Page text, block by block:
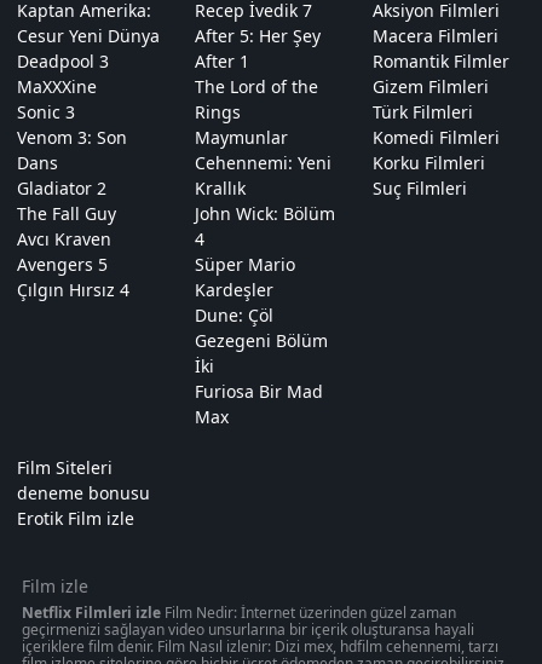
Kaptan Amerika:
Cesur Yeni Dünya
Deadpool 3
MaXXXine
Sonic 3
Venom 3: Son
Dans
Gladiator 2
The Fall Guy
Avcı Kraven
Avengers 5
Çılgın Hırsız 4
Recep İvedik 7
After 5: Her Şey
After 1
The Lord of the
Rings
Maymunlar
Cehennemi: Yeni
Krallık
John Wick: Bölüm
4
Süper Mario
Kardeşler
Dune: Çöl
Gezegeni Bölüm
İki
Furiosa Bir Mad
Max
Aksiyon Filmleri
Macera Filmleri
Romantik Filmler
Gizem Filmleri
Türk Filmleri
Komedi Filmleri
Korku Filmleri
Suç Filmleri
Film Siteleri
deneme bonusu
Erotik Film izle
Film izle
Netflix Filmleri izleFilm Nedir: İnternet üzerinden güzel zaman
geçirmenizi sağlayan video unsurlarına bir içerik oluşturansa hayali
içeriklere film denir. Film Nasıl izlenir: Dizi mex, hdfilm cehennemi, tarzı